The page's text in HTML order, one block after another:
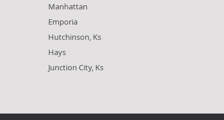
Manhattan
Emporia
Hutchinson, Ks
Hays
Junction City, Ks